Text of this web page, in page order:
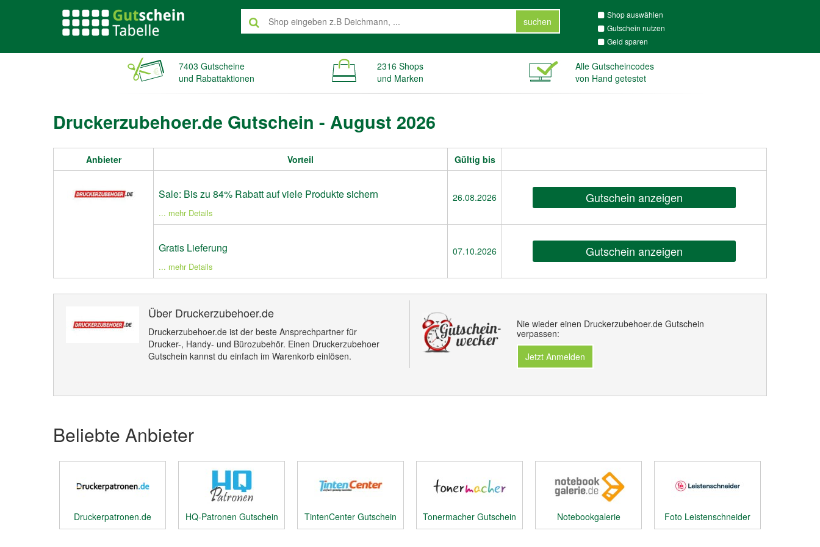
suchen
Shop auswählen
Gutschein nutzen
Geld sparen
7403 Gutscheine
und Rabattaktionen
2316 Shops
und Marken
Alle Gutscheincodes
von Hand getestet
Druckerzubehoer.de Gutschein - August 2026
Anbieter Vorteil Gültig bis
Sale: Bis zu 84% Rabatt auf viele Produkte sichern
... mehr Details
26.08.2026 Gutschein anzeigen
Gratis Lieferung
... mehr Details
07.10.2026 Gutschein anzeigen
Über Druckerzubehoer.de
Druckerzubehoer.de ist der beste Ansprechpartner für
Drucker-, Handy- und Bürozubehör. Einen Druckerzubehoer
Gutschein kannst du einfach im Warenkorb einlösen.
Nie wieder einen Druckerzubehoer.de Gutschein
verpassen:
Jetzt Anmelden
Beliebte Anbieter
Druckerpatronen.de
Gutschein
HQ-Patronen Gutschein TintenCenter Gutschein Tonermacher Gutschein
Notebookgalerie
Gutschein
Foto Leistenschneider
Gutschein